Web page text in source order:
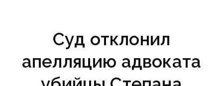
Суд отклонил
апелляцию адвоката